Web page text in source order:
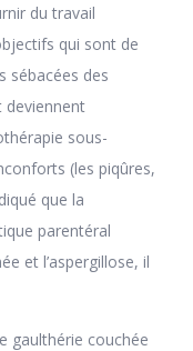
du travail
qui sont de
sébacées des
deviennent
sous-
(les piqûres,
que la
parentéral
et l’aspergillose, il
gaulthérie couchée